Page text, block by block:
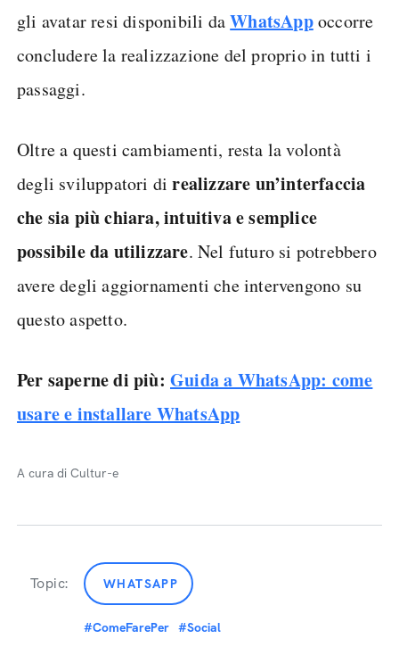
gli avatar resi disponibili daWhatsAppoccorre
concludere la realizzazione del proprio in tutti i
passaggi.
Oltre a questi cambiamenti, resta la volontà
degli sviluppatori direalizzare un’interfaccia
che sia più chiara, intuitiva e semplice
possibile da utilizzare. Nel futuro si potrebbero
avere degli aggiornamenti che intervengono su
questo aspetto.
Per saperne di più: Guida a WhatsApp: come
usare e installare WhatsApp
A cura di Cultur-e
Topic: WHATSAPP
#ComeFarePer #Social